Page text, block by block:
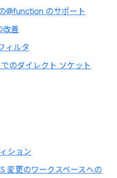
@function のサポート
改善
ィルタ
のダイレクト ソケット
ション
変更のワークスペースへの